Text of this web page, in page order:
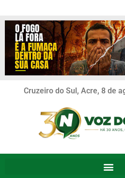
Cruzeiro do Sul, Acre, 8 de